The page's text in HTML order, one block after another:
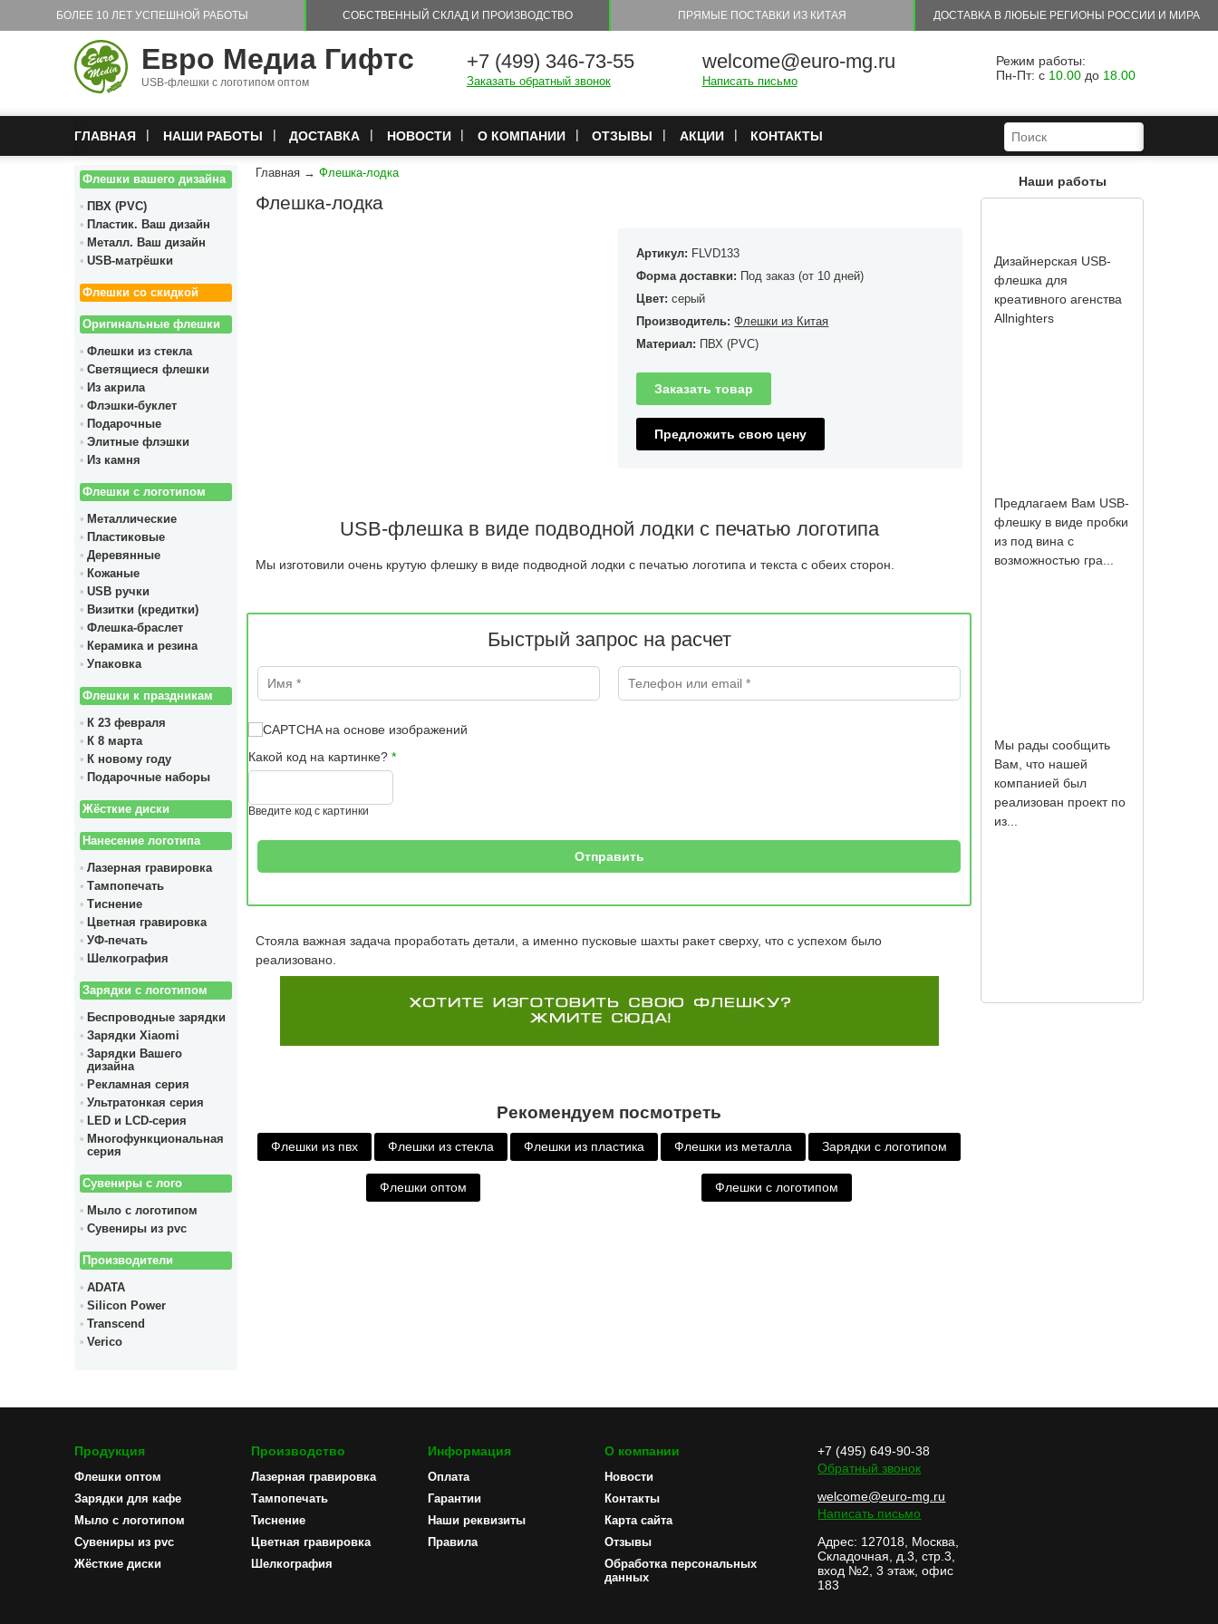
Перейти к основному содержанию
БОЛЕЕ 10 ЛЕТ УСПЕШНОЙ РАБОТЫ СОБСТВЕННЫЙ СКЛАД И ПРОИЗВОДСТВО ПРЯМЫЕ ПОСТАВКИ ИЗ КИТАЯ ДОСТАВКА В ЛЮБЫЕ РЕГИОНЫ РОССИИ И МИРА
Евро Медиа Гифтс
USB-флешки с логотипом оптом
+7 (499) 346-73-55
Заказать обратный звонок
welcome@euro-mg.ru
Написать письмо
Режим работы:
Пн-Пт: с 10.00 до 18.00
ГЛАВНАЯ НАШИ РАБОТЫ ДОСТАВКА НОВОСТИ О КОМПАНИИ ОТЗЫВЫ АКЦИИ КОНТАКТЫ ФОРМА ПОИСКА
ПОИСК
Флешки вашего дизайна
ПВХ (PVC)
Пластик. Ваш дизайн
Металл. Ваш дизайн
USB-матрёшки
Флешки со скидкой
Оригинальные флешки
Флешки из стекла
Светящиеся флешки
Из акрила
Флэшки-буклет
Подарочные
Элитные флэшки
Из камня
Флешки с логотипом
Металлические
Пластиковые
Деревянные
Кожаные
USB ручки
Визитки (кредитки)
Флешка-браслет
Керамика и резина
Упаковка
Флешки к праздникам
К 23 февраля
К 8 марта
К новому году
Подарочные наборы
Жёсткие диски
Нанесение логотипа
Лазерная гравировка
Тампопечать
Тиснение
Цветная гравировка
УФ-печать
Шелкография
Зарядки с логотипом
Беспроводные зарядки
Зарядки Xiaomi
Зарядки Вашего
дизайна
Рекламная серия
Ультратонкая серия
LED и LCD-серия
Многофункциональная
серия
Сувениры с лого
Мыло с логотипом
Сувениры из pvc
Производители
ADATA
Silicon Power
Transcend
Verico
Главная → Флешка-лодка
Флешка-лодка
Артикул: FLVD133
Форма доставки: Под заказ (от 10 дней)
Цвет:серый
Производитель:Флешки из Китая
Материал: ПВХ (PVC)
Заказать товар
Предложить свою цену
USB-флешка в виде подводной лодки с печатью логотипа
Мы изготовили очень крутую флешку в виде подводной лодки с печатью логотипа и текста с обеих сторон.
Быстрый запрос на расчет
Имя Телефон или email
Какой код на картинке? *
Введите код с картинки
Стояла важная задача проработать детали, а именно пусковые шахты ракет сверху, что с успехом было
реализовано.
Рекомендуем посмотреть
Флешки из пвх Флешки из стекла Флешки из пластика Флешки из металла Зарядки с логотипом
Флешки оптом Флешки с логотипом
Наши работы
Вам, что нашей
компанией был
Продукция
Флешки оптом
Зарядки для кафе
Мыло с логотипом
Сувениры из pvc
Жёсткие диски
Производство
Лазерная гравировка
Тампопечать
Тиснение
Цветная гравировка
Шелкография
Информация
Оплата
Гарантии
Наши реквизиты
Правила
О компании
Новости
Контакты
Карта сайта
Отзывы
Обработка персональных
данных
+7 (495) 649-90-38
Обратный звонок
welcome@euro-mg.ru
Написать письмо
Адрес: 127018, Москва,
Складочная, д.3, стр.3,
вход №2, 3 этаж, офис
183